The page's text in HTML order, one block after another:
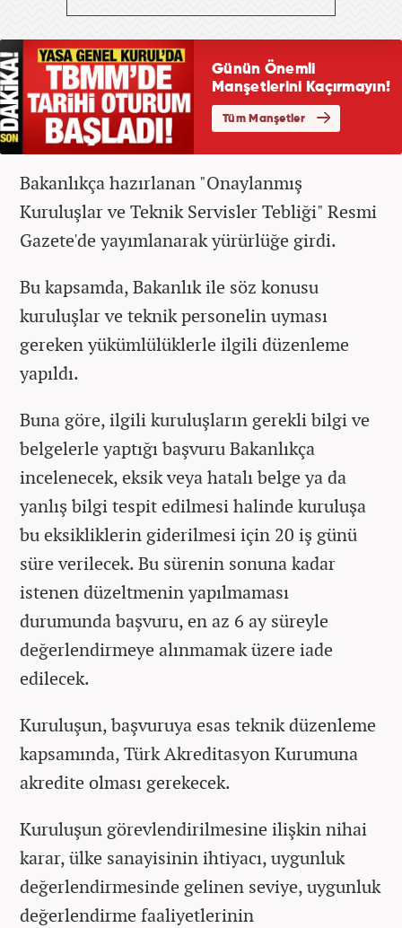
Bakanlıkça hazırlanan "Onaylanmış
Kuruluşlar ve Teknik Servisler Tebliği" Resmi
Gazete'de yayımlanarak yürürlüğe girdi.
Bu kapsamda, Bakanlık ile söz konusu
kuruluşlar ve teknik personelin uyması
gereken yükümlülüklerle ilgili düzenleme
yapıldı.
Buna göre, ilgili kuruluşların gerekli bilgi ve
belgelerle yaptığı başvuru Bakanlıkça
incelenecek, eksik veya hatalı belge ya da
yanlış bilgi tespit edilmesi halinde kuruluşa
bu eksikliklerin giderilmesi için 20 iş günü
süre verilecek. Bu sürenin sonuna kadar
istenen düzeltmenin yapılmaması
durumunda başvuru, en az 6 ay süreyle
değerlendirmeye alınmamak üzere iade
edilecek.
Kuruluşun, başvuruya esas teknik düzenleme
kapsamında, Türk Akreditasyon Kurumuna
akredite olması gerekecek.
Kuruluşun görevlendirilmesine ilişkin nihai
karar, ülke sanayisinin ihtiyacı, uygunluk
değerlendirmesinde gelinen seviye, uygunluk
değerlendirme faaliyetlerinin